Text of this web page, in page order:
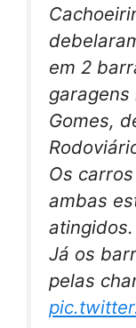
em 2
garagens
Gomes,
Os
ambas
atingidos.
Já os
pelas